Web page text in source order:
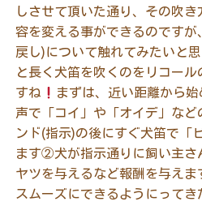
しさせて頂いた通り、 その吹き
容を変える事ができるのです
戻し)について触れてみたいと
と長く犬笛を吹くのをリコー
すね
まずは、近い距離から始
声で「コイ」や「オイデ」な
ンド(指示)の後にすぐ犬笛で「
ます②犬が指示通りに飼い主さ
ヤツを与えるなど報酬を与え
スムーズにできるようにって